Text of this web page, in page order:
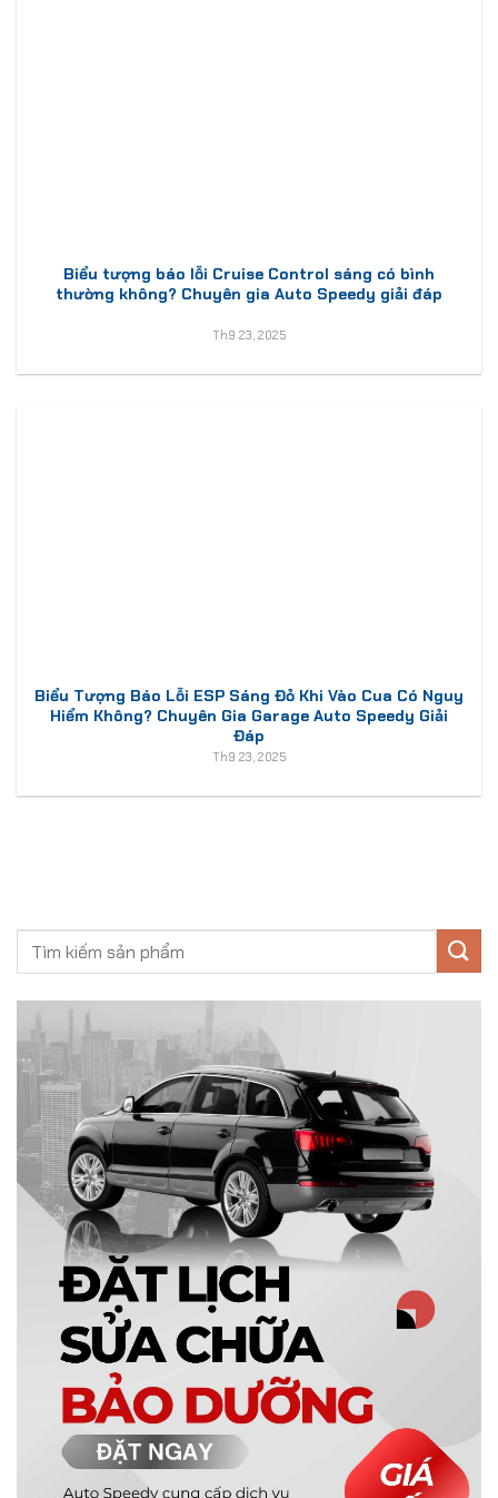
Biểu tượng báo lỗi Cruise Control sáng có bình
thường không? Chuyên gia Auto Speedy giải đáp
Th9 23, 2025
Biểu Tượng Báo Lỗi ESP Sáng Đỏ Khi Vào Cua Có Nguy
Hiểm Không? Chuyên Gia Garage Auto Speedy Giải
Đáp
Th9 23, 2025